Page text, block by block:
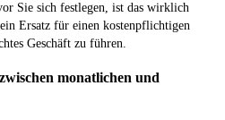
Sie sich festlegen, ist das wirklich
Ersatz für einen kostenpflichtigen
Geschäft zu führen.
monatlichen und